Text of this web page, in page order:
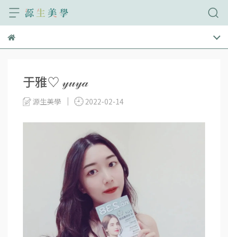
于雅♡ 𝓎𝓊𝓎𝒶
源生美學 2022-02-14